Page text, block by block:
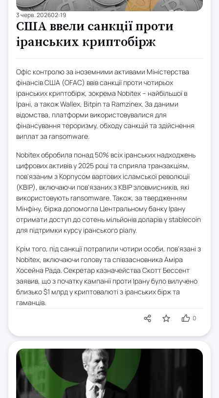
3 черв. 202602:19
США ввели санкції проти
іранських криптобірж
Офіс контролю за іноземними активами Міністерства
фінансів США (OFAC) ввів санкції проти чотирьох
іранських криптобірж, зокрема Nobitex – найбільшої в
Ірані, а також Wallex, Bitpin та Ramzinex. За даними
відомства, платформи використовувалися для
фінансування тероризму, обходу санкцій та здійснення
виплат за ransomware.
Nobitex обробила понад 50% всіх іранських надходжень
цифрових активів у 2025 році та сприяла транзакціям,
пов'язаним з Корпусом вартових ісламської революції
(КВІР), включаючи пов'язаних з КВІР зловмисників, які
використовують ransomware. Також, за твердженням
Мінфіну, біржа допомогла Центральному банку Ірану
отримати доступ до сотень мільйонів доларів у stablecoin
для підтримки курсу іранського ріалу.
Крім того, під санкції потрапили чотири особи, пов'язані з
Nobitex, включаючи голову та співзасновника Аміра
Хосейна Рада. Секретар казначейства Скотт Бессент
заявив, що з початку кампанії проти Ірану було вилучено
близько $1 млрд у криптовалюті з іранських бірж та
гаманців.
0